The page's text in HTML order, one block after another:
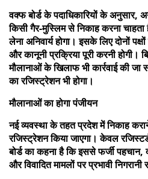
वक्फ बोर्ड के पदाधिकारियों के अनुसार,
किसी गैर-मुस्लिम से निकाह करना
लेना अनिवार्य होगा। इसके लिए दोनों
और कानूनी प्रक्रिया पूरी करनी होगी।
मौलानाओं के खिलाफ भी कार्रवाई की
का रजिस्ट्रेशन भी होगा।
मौलानाओं का होगा पंजीयन
नई व्यवस्था के तहत प्रदेश में निकाह
रजिस्ट्रेशन किया जाएगा। केवल
बोर्ड का कहना है कि इससे फर्जी पहचान,
और विवादित मामलों पर प्रभावी